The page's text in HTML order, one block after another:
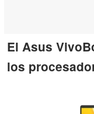
El Asus
los